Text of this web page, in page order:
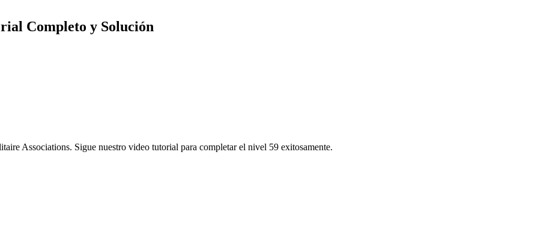
Completo y Solución
Associations. Sigue nuestro video tutorial para completar el nivel 59 exitosamente.